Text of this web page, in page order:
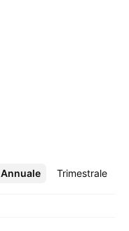
Annuale Trimestrale
Altro